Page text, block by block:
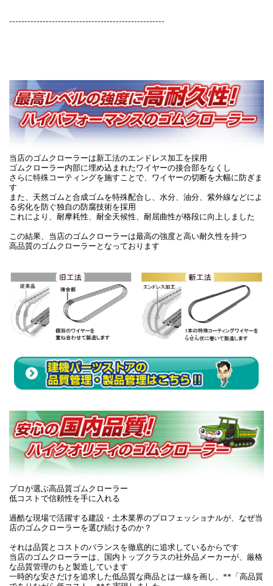
---------------------------------------------------
当店のゴムクローラーは新工法のエンドレス加工を採用
ゴムクローラー内部に埋め込まれたワイヤーの接合部をなくし
さらに特殊コーティングを施すことで、ワイヤーの切断を大幅に防ぎま
す
また、天然ゴムと合成ゴムを特殊配合し、水分、油分、紫外線などによ
る劣化を防ぐ独自の防腐技術を採用
これにより、耐摩耗性、耐全天候性、耐屈曲性が格段に向上しました
この結果、当店のゴムクローラーは最高の強度と高い耐久性を持つ
高品質のゴムクローラーとなっております
プロが選ぶ高品質ゴムクローラー
低コストで信頼性を手に入れる
過酷な現場で活躍する建設・土木業界のプロフェッショナルが、なぜ当
店のゴムクローラーを選び続けるのか？
それは品質とコストのバランスを徹底的に追求しているからです
当店のゴムクローラーは、国内トップクラスの社外品メーカーが、厳格
な品質管理のもと製造しています
一時的な安さだけを追求した低品質な商品とは一線を画し、**「高品質